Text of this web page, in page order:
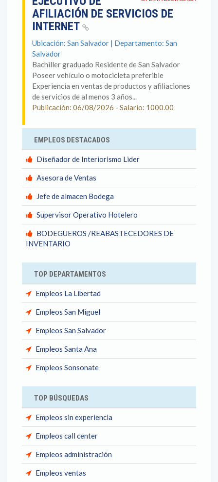
AFILIACIÓN DE SERVICIOS DE
INTERNET
Ubicación: San Salvador | Departamento: San
Salvador
Bachiller graduado Residente de San Salvador
Poseer vehículo o motocicleta preferible
Experiencia en ventas de productos y afiliaciones
de servicios de al menos 3 años...
Publicación: 06/08/2026 - Salario: 1000.00
EMPLEOS DESTACADOS
Diseñador de Interiorismo Lider
Asesora de Ventas
Jefe de almacen Bodega
Supervisor Operativo Hotelero
BODEGUEROS /REABASTECEDORES DE
INVENTARIO
TOP DEPARTAMENTOS
Empleos La Libertad
Empleos San Miguel
Empleos San Salvador
Empleos Santa Ana
Empleos Sonsonate
TOP BÚSQUEDAS
Empleos sin experiencia
Empleos call center
Empleos administración
Empleos ventas